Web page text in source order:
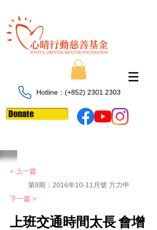
Hotline：​​(+852) 2301 2303
Donate
< 上一篇
第9期：2016年10-11月號 方力申
下一篇 >
上班交通時間太長 會增